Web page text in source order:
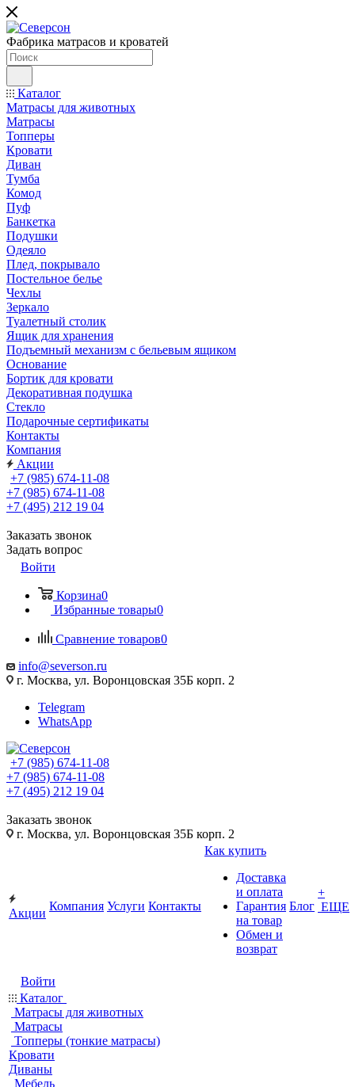
Фабрика матрасов и кроватей
Каталог
Матрасы для животных
Матрасы
Топперы
Кровати
Диван
Тумба
Комод
Пуф
Банкетка
Подушки
Одеяло
Плед, покрывало
Постельное белье
Чехлы
Зеркало
Туалетный столик
Ящик для хранения
Подъемный механизм с бельевым ящиком
Основание
Бортик для кровати
Декоративная подушка
Стекло
Подарочные сертификаты
Контакты
Компания
Акции
+7 (985) 674-11-08
+7 (985) 674-11-08
+7 (495) 212 19 04
Заказать звонок
Задать вопрос
Войти
Корзина0
Избранные товары0
Сравнение товаров0
info@severson.ru
г. Москва, ул. Воронцовская 35Б корп. 2
Telegram
WhatsApp
+7 (985) 674-11-08
+7 (985) 674-11-08
+7 (495) 212 19 04
Заказать звонок
г. Москва, ул. Воронцовская 35Б корп. 2
Акции
Компания Услуги Контакты
Как купить
Доставка
и оплата
Гарантия
на товар
Обмен и
возврат
Блог
+
ЕЩЕ
Войти
Каталог
Матрасы для животных
Матрасы
Топперы (тонкие матрасы)
Кровати
Диваны
Мебель